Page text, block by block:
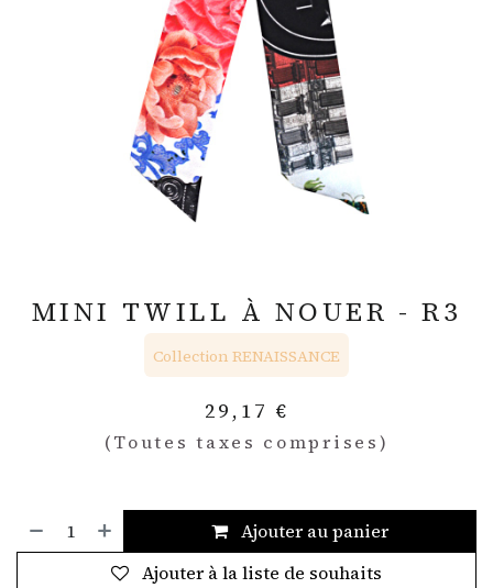
MINI TWILL À NOUER - R3
Collection RENAISSANCE
29,17 €
(Toutes taxes comprises)
Ajouter au panier
Ajouter à la liste de souhaits